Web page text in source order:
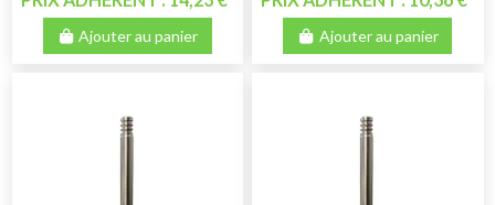
Ajouter au panier Ajouter au panier